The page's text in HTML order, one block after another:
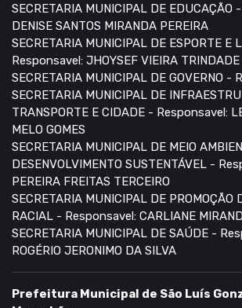
SECRETARIA MUNICIPAL DE EDUCAÇÃO
DENISE SANTOS MIRANDA PEREIRA
SECRETARIA MUNICIPAL DE ESPORTE E
Responsavel: JHOYSEF VIEIRA TRINDADE
SECRETARIA MUNICIPAL DE GOVERNO -
SECRETARIA MUNICIPAL DE
TRANSPORTE E CIDADE - Responsavel:
MELO GOMES
SECRETARIA MUNICIPAL DE MEIO
DESENVOLVIMENTO SUSTENTÁVEL -
PEREIRA FREITAS TERCEIRO
SECRETARIA MUNICIPAL DE PROMOÇÃO
RACIAL - Responsavel: CARLIANE
SECRETARIA MUNICIPAL DE SAÚDE -
ROGÉRIO JERONIMO DA SILVA
Prefeitura Municipal de São Luís